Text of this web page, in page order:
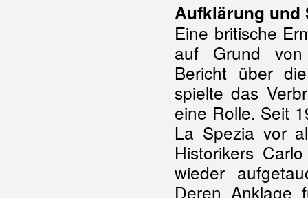
Aufklärung und
Eine britische
auf Grund von
Bericht über
spielte das
eine Rolle. Seit
La Spezia vor
Historikers
wieder
Deren Anklage